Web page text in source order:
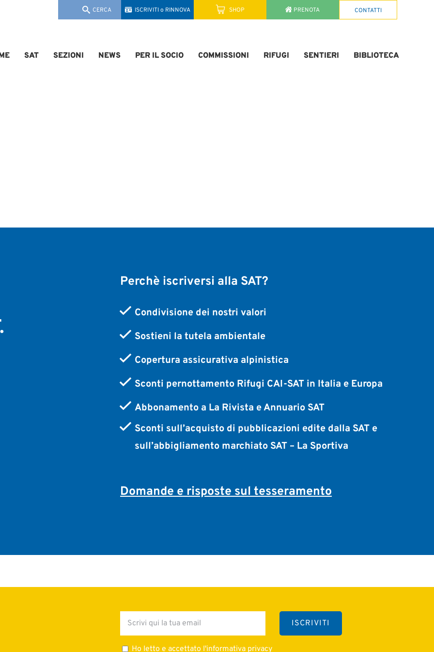
SAT SEZIONI NEWS PER IL SOCIO COMMISSIONI RIFUGI SENTIERI BIBLIOTECA
Perchè iscriversi alla SAT?
Condivisione dei nostri valori
Sostieni la tutela ambientale
Copertura assicurativa alpinistica
Sconti pernottamento Rifugi CAI-SAT in Italia e Europa
Abbonamento a La Rivista e Annuario SAT
Sconti sull’acquisto di pubblicazioni edite dalla SAT e
sull’abbigliamento marchiato SAT – La Sportiva
Domande e risposte sul tesseramento
Ho letto e accettato l'informativa privacy
CERCA ISCRIVITI o RINNOVA SHOP PRENOTA CONTATTI